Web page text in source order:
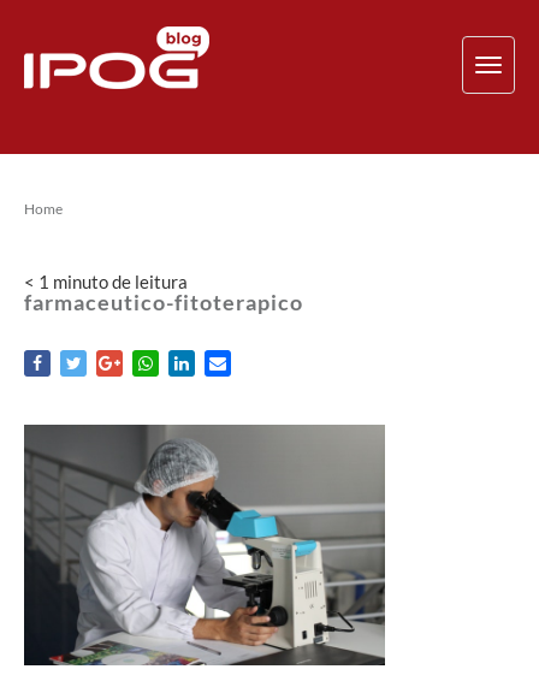
Home
< 1 minutode leitura
farmaceutico-fitoterapico